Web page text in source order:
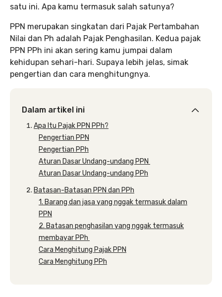
satu ini. Apa kamu termasuk salah satunya?
PPN merupakan singkatan dari Pajak Pertambahan
Nilai dan Ph adalah Pajak Penghasilan. Kedua pajak
PPN PPh ini akan sering kamu jumpai dalam
kehidupan sehari-hari. Supaya lebih jelas, simak
pengertian dan cara menghitungnya.
Dalam artikel ini
Apa Itu Pajak PPN PPh?
Pengertian PPN
Pengertian PPh
Aturan Dasar Undang-undang PPN
Aturan Dasar Undang-undang PPh
Batasan-Batasan PPN dan PPh
1. Barang dan jasa yang nggak termasuk dalam
PPN
2. Batasan penghasilan yang nggak termasuk
membayar PPh
Cara Menghitung Pajak PPN
Cara Menghitung PPh